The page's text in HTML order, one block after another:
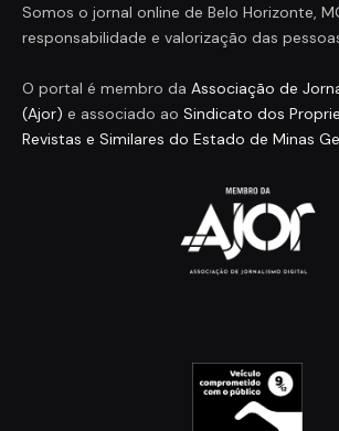
Somos o jornal online de Belo Horizonte,
responsabilidade e valorização das
O portal é membro da Associação de
(Ajor) e associado ao Sindicato dos
Revistas e Similares do Estado de Minas